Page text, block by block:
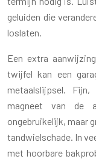
geluiden die
loslaten.
Een extra
twijfel kan een
metaalslijpsel. Fijn,
magneet van de
ongebruikelijk, maar
tandwielschade. In
met hoorbare